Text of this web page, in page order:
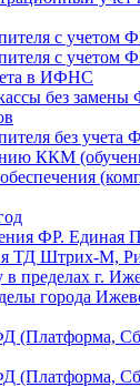
с учетом
с учетом
в ИФНС
без
без учета
ККМ
ФР. Единая
ТД Штрих-М,
в пределах г.
города
(Платформа,
(Платформа,